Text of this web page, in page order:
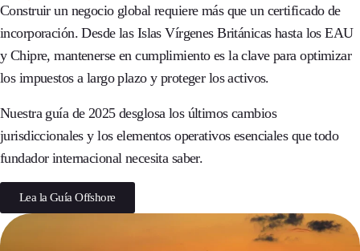
Construir un negocio global requiere más que un certificado de
incorporación. Desde las Islas Vírgenes Británicas hasta los EAU
y Chipre, mantenerse en cumplimiento es la clave para optimizar
los impuestos a largo plazo y proteger los activos.
Nuestra guía de 2025 desglosa los últimos cambios
jurisdiccionales y los elementos operativos esenciales que todo
fundador internacional necesita saber.
Lea la Guía Offshore